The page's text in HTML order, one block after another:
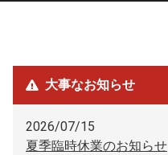
大事なお知らせ
2026/07/15
夏季臨時休業のお知らせ